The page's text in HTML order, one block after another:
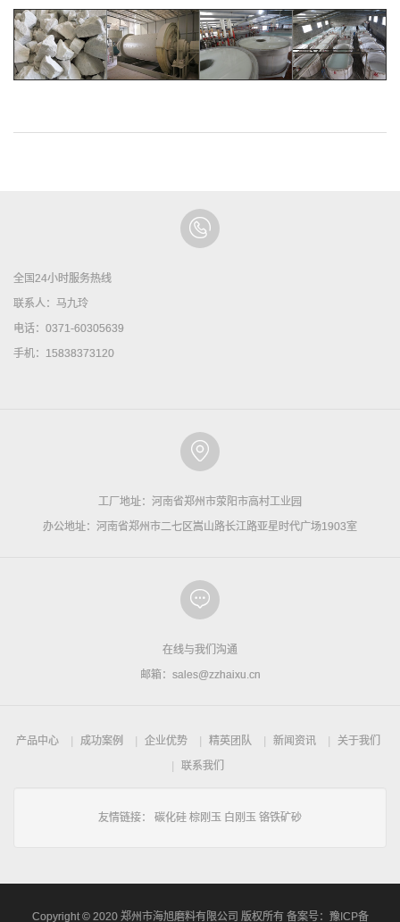
全国24小时服务热线
联系人：马九玲
电话：0371-60305639
手机：15838373120
工厂地址：河南省郑州市荥阳市高村工业园
办公地址：河南省郑州市二七区嵩山路长江路亚星时代广场1903室
在线与我们沟通
邮箱：sales@zzhaixu.cn
产品中心 成功案例 企业优势 精英团队 新闻资讯
关于我们
联系我们
友情链接： 碳化硅 棕刚玉 白刚玉 铬铁矿砂
Copyright © 2020 郑州市海旭磨料有限公司 版权所有 备案号： 豫ICP备